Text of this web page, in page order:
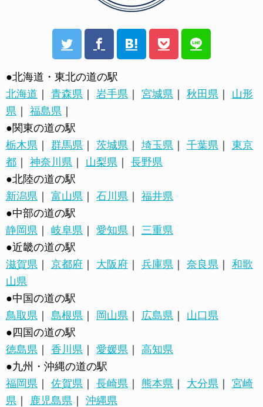
●北海道・東北の道の駅
北海道 ｜ 青森県 ｜ 岩手県 ｜ 宮城県 ｜ 秋田県 ｜ 山形
県 ｜ 福島県 ｜
●関東の道の駅
栃木県 ｜ 群馬県 ｜ 茨城県 ｜ 埼玉県 ｜ 千葉県 ｜ 東京
都 ｜ 神奈川県 ｜ 山梨県 ｜ 長野県
●北陸の道の駅
新潟県 ｜ 富山県 ｜ 石川県 ｜ 福井県
●中部の道の駅
静岡県 ｜ 岐阜県 ｜ 愛知県 ｜ 三重県
●近畿の道の駅
滋賀県 ｜ 京都府 ｜ 大阪府 ｜ 兵庫県 ｜ 奈良県 ｜ 和歌
山県
●中国の道の駅
鳥取県 ｜ 島根県 ｜ 岡山県 ｜ 広島県 ｜ 山口県
●四国の道の駅
徳島県 ｜ 香川県 ｜ 愛媛県 ｜ 高知県
●九州・沖縄の道の駅
福岡県 ｜ 佐賀県 ｜ 長崎県 ｜ 熊本県 ｜ 大分県 ｜ 宮崎
県 ｜ 鹿児島県 ｜ 沖縄県